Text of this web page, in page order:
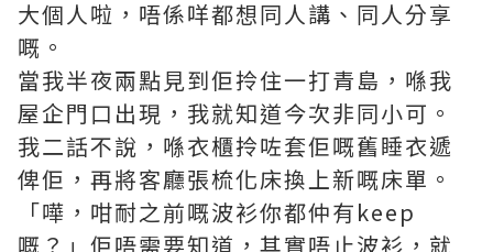
大個人啦，唔係咩都想同人講、同人分享
嘅。
當我半夜兩點見到佢拎住一打青島，喺我
屋企門口出現，我就知道今次非同小可。
我二話不說，喺衣櫃拎咗套佢嘅舊睡衣遞
俾佢，再將客廳張梳化床換上新嘅床單。
「嘩，咁耐之前嘅波衫你都仲有keep
嘅？」佢唔需要知道，其實唔止波衫，就